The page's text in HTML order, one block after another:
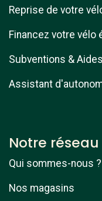
Reprise de votre
Financez votre vélo
Subventions & Aides
Assistant
Notre réseau
Qui sommes-nous ?
Nos magasins